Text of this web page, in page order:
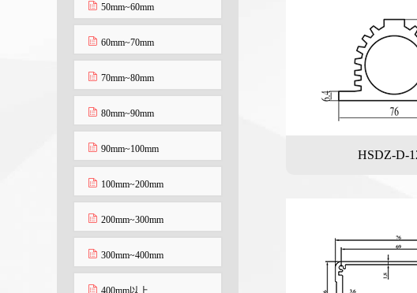
50mm~60mm
60mm~70mm
70mm~80mm
80mm~90mm
90mm~100mm
100mm~200mm
200mm~300mm
300mm~400mm
400mm以上
HSDZ-D-